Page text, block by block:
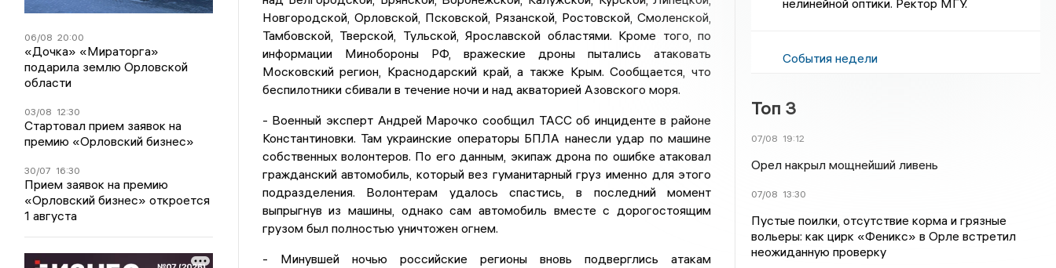
06/08 20:00
«Дочка» «Мираторга»
подарила землю Орловской
области
03/08 12:30
Стартовал прием заявок на
премию «Орловский бизнес»
30/07 16:30
Прием заявок на премию
«Орловский бизнес» откроется
1 августа
Новгородской, Орловской, Псковской, Рязанской, Ростовской, Смоленской,
Тамбовской, Тверской, Тульской, Ярославской областями. Кроме того, по
информации Минобороны РФ, вражеские дроны пытались атаковать
Московский регион, Краснодарский край, а также Крым. Сообщается, что
беспилотники сбивали в течение ночи и над акваторией Азовского моря.
- Военный эксперт Андрей Марочко сообщил ТАСС об инциденте в районе
Константиновки. Там украинские операторы БПЛА нанесли удар по машине
собственных волонтеров. По его данным, экипаж дрона по ошибке атаковал
гражданский автомобиль, который вез гуманитарный груз именно для этого
подразделения. Волонтерам удалось спастись, в последний момент
выпрыгнув из машины, однако сам автомобиль вместе с дорогостоящим
грузом был полностью уничтожен огнем.
- Минувшей ночью российские регионы вновь подверглись атакам
нелинейной оптики. Ректор МГУ.
События недели
Топ 3
07/08 19:12
Орел накрыл мощнейший ливень
07/08 13:30
Пустые поилки, отсутствие корма и грязные
вольеры: как цирк «Феникс» в Орле встретил
неожиданную проверку